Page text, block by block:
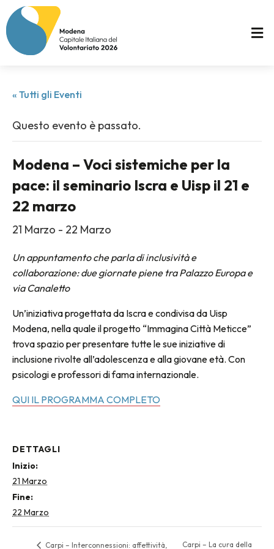
« Tutti gli Eventi
Questo evento è passato.
Modena – Voci sistemiche per la
pace: il seminario Iscra e Uisp il 21 e
22 marzo
21 Marzo - 22 Marzo
Un appuntamento che parla di inclusività e
collaborazione: due giornate piene tra Palazzo Europa e
via Canaletto
Un’iniziativa progettata da Iscra e condivisa da Uisp
Modena, nella quale il progetto “Immagina Città Meticce”
trova spazio per presentare tutte le sue iniziative di
inclusione rivolte all’adolescenza e alla giovane età. Con
psicologi e professori di fama internazionale.
QUI IL PROGRAMMA COMPLETO
DETTAGLI
Inizio:
21 Marzo
Fine:
22 Marzo
Carpi – Interconnessioni: affettività, Carpi – La cura della